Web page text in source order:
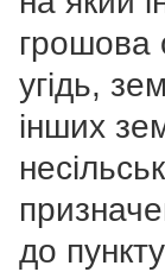
грошова
угідь,
інших
до